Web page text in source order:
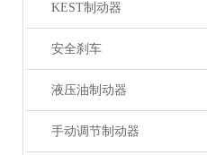
KEST制动器
安全刹车
液压油制动器
手动调节制动器